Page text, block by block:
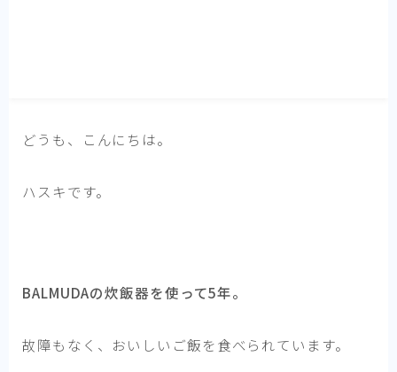
どうも、こんにちは。
ハスキです。
BALMUDAの炊飯器を使って5年。
故障もなく、おいしいご飯を食べられています。